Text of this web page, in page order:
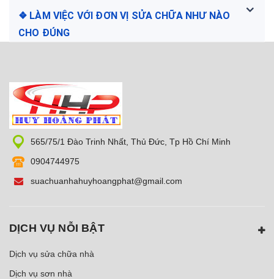
❖ LÀM VIỆC VỚI ĐƠN VỊ SỬA CHỮA NHƯ NÀO
CHO ĐÚNG
565/75/1 Đào Trinh Nhất, Thủ Đức, Tp Hồ Chí Minh
0904744975
suachuanhahuyhoangphat@gmail.com
DỊCH VỤ NỖI BẬT
Dịch vụ sửa chữa nhà
Dịch vụ sơn nhà